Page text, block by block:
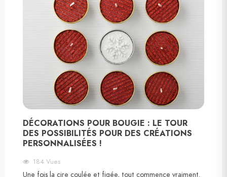
DÉCORATIONS POUR BOUGIE : LE TOUR
DES POSSIBILITÉS POUR DES CRÉATIONS
PERSONNALISÉES !
184 Vues
Une fois la cire coulée et figée, tout commence vraiment.